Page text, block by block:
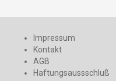
Impressum
Kontakt
AGB
Haftungsaussschluß